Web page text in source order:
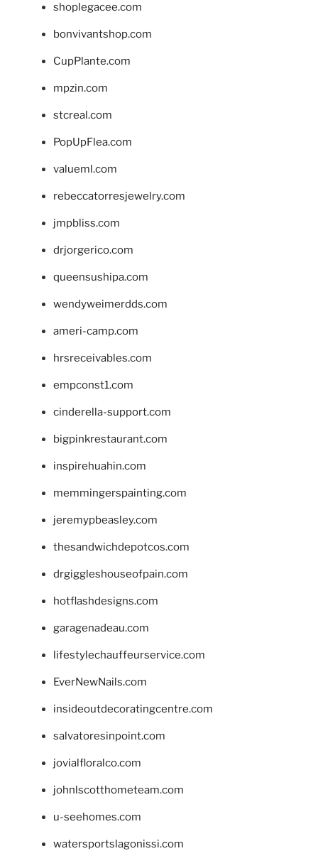
shoplegacee.com
bonvivantshop.com
CupPlante.com
mpzin.com
stcreal.com
PopUpFlea.com
valueml.com
rebeccatorresjewelry.com
jmpbliss.com
drjorgerico.com
queensushipa.com
wendyweimerdds.com
ameri-camp.com
hrsreceivables.com
empconst1.com
cinderella-support.com
bigpinkrestaurant.com
inspirehuahin.com
memmingerspainting.com
jeremypbeasley.com
thesandwichdepotcos.com
drgiggleshouseofpain.com
hotflashdesigns.com
garagenadeau.com
lifestylechauffeurservice.com
EverNewNails.com
insideoutdecoratingcentre.com
salvatoresinpoint.com
jovialfloralco.com
johnlscotthometeam.com
u-seehomes.com
watersportslagonissi.com